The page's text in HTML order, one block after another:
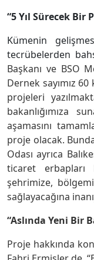
“5 Yıl Sürecek Bir
Kümenin
tecrübelerden
Başkanı ve BSO
Dernek sayımız
projeleri
bakanlığımıza
aşamasını
proje olacak.
Odası ayrıca
ticaret erbapları
şehrimize,
sağlayacağına
“Aslında Yeni Bir
Proje hakkında